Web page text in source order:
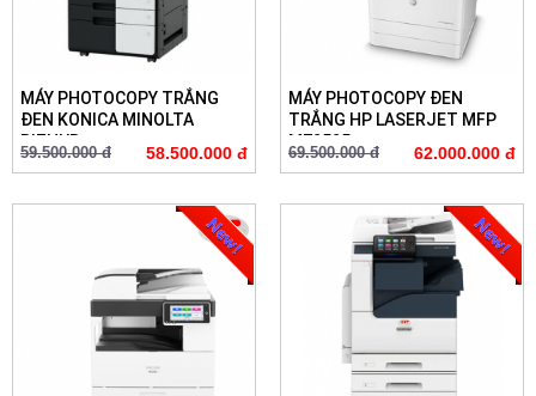
MÁY PHOTOCOPY TRẮNG
ĐEN KONICA MINOLTA
BIZHUB ...
59.500.000 đ 58.500.000 đ
MÁY PHOTOCOPY ĐEN
TRẮNG HP LASERJET MFP
M72525...
69.500.000 đ 62.000.000 đ